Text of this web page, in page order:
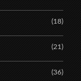
(18)
(21)
(36)